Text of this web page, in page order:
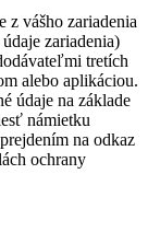
z vášho zariadenia
zariadenia)
tretích
alebo aplikáciou.
údaje na základe
námietku
na odkaz
ochrany